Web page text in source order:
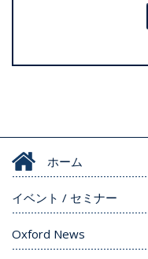
ホーム
イベント / セミナー
Oxford News